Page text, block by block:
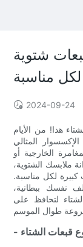
شتوية
مناسبة
2024-09-24
هذا! من الأيام
الإكسسوار المثالي
الخارجية أو
ملابسك الشتوية،
كبيرة لكل مناسبة.
نفسك ببطانية،
لتحافظ على
قبعات الشتاء